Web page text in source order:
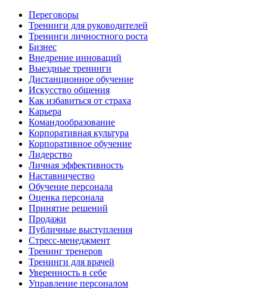
Переговоры
Тренинги для руководителей
Тренинги личностного роста
Бизнес
Внедрение инноваций
Выездные тренинги
Дистанционное обучение
Искусство общения
Как избавиться от страха
Карьера
Командообразование
Корпоративная культура
Корпоративное обучение
Лидерство
Личная эффективность
Наставничество
Обучение персонала
Оценка персонала
Принятие решений
Продажи
Публичные выступления
Стресс-менеджмент
Тренинг тренеров
Тренинги для врачей
Уверенность в себе
Управление персоналом